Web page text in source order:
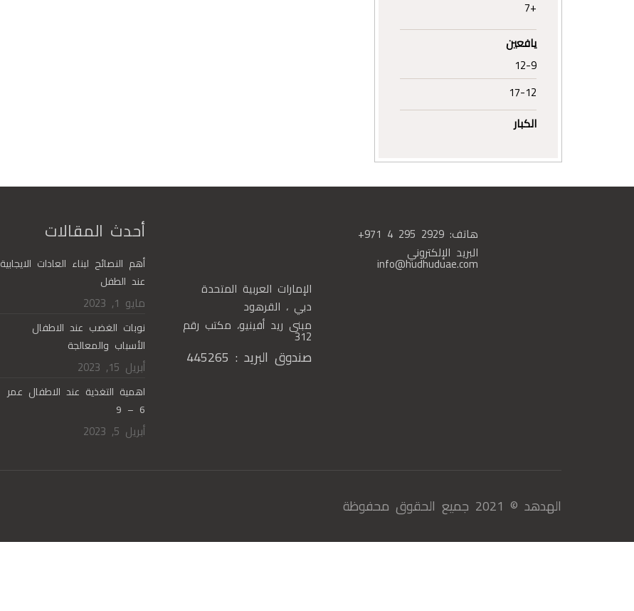
+7
يافعين
12-9
17-12
الكبار
أحدث المقالات
أهم النصائح لبناء العادات الايجابية
عند الطفل
مايو 1, 2023
نوبات الغضب عند الاطفال
الأسباب والمعالجة
أبريل 15, 2023
اهمية التغذية عند الاطفال عمر
6 – 9
أبريل 5, 2023
هاتف: +971 4 295 2929
البريد الإلكتروني
info@hudhuduae.com
الإمارات العربية المتحدة
دبي ، القرهود
مبنى ريد أفينيو، مكتب رقم
312
صندوق البريد : 445265
الهدهد © 2021 جميع الحقوق محفوظة